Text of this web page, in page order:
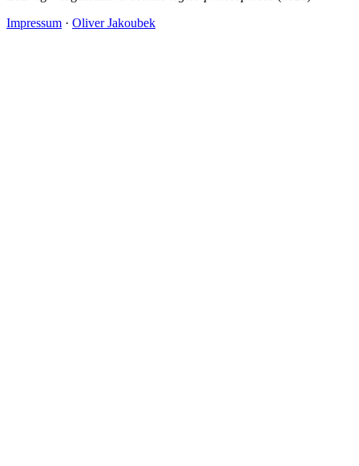
Impressum · Oliver Jakoubek